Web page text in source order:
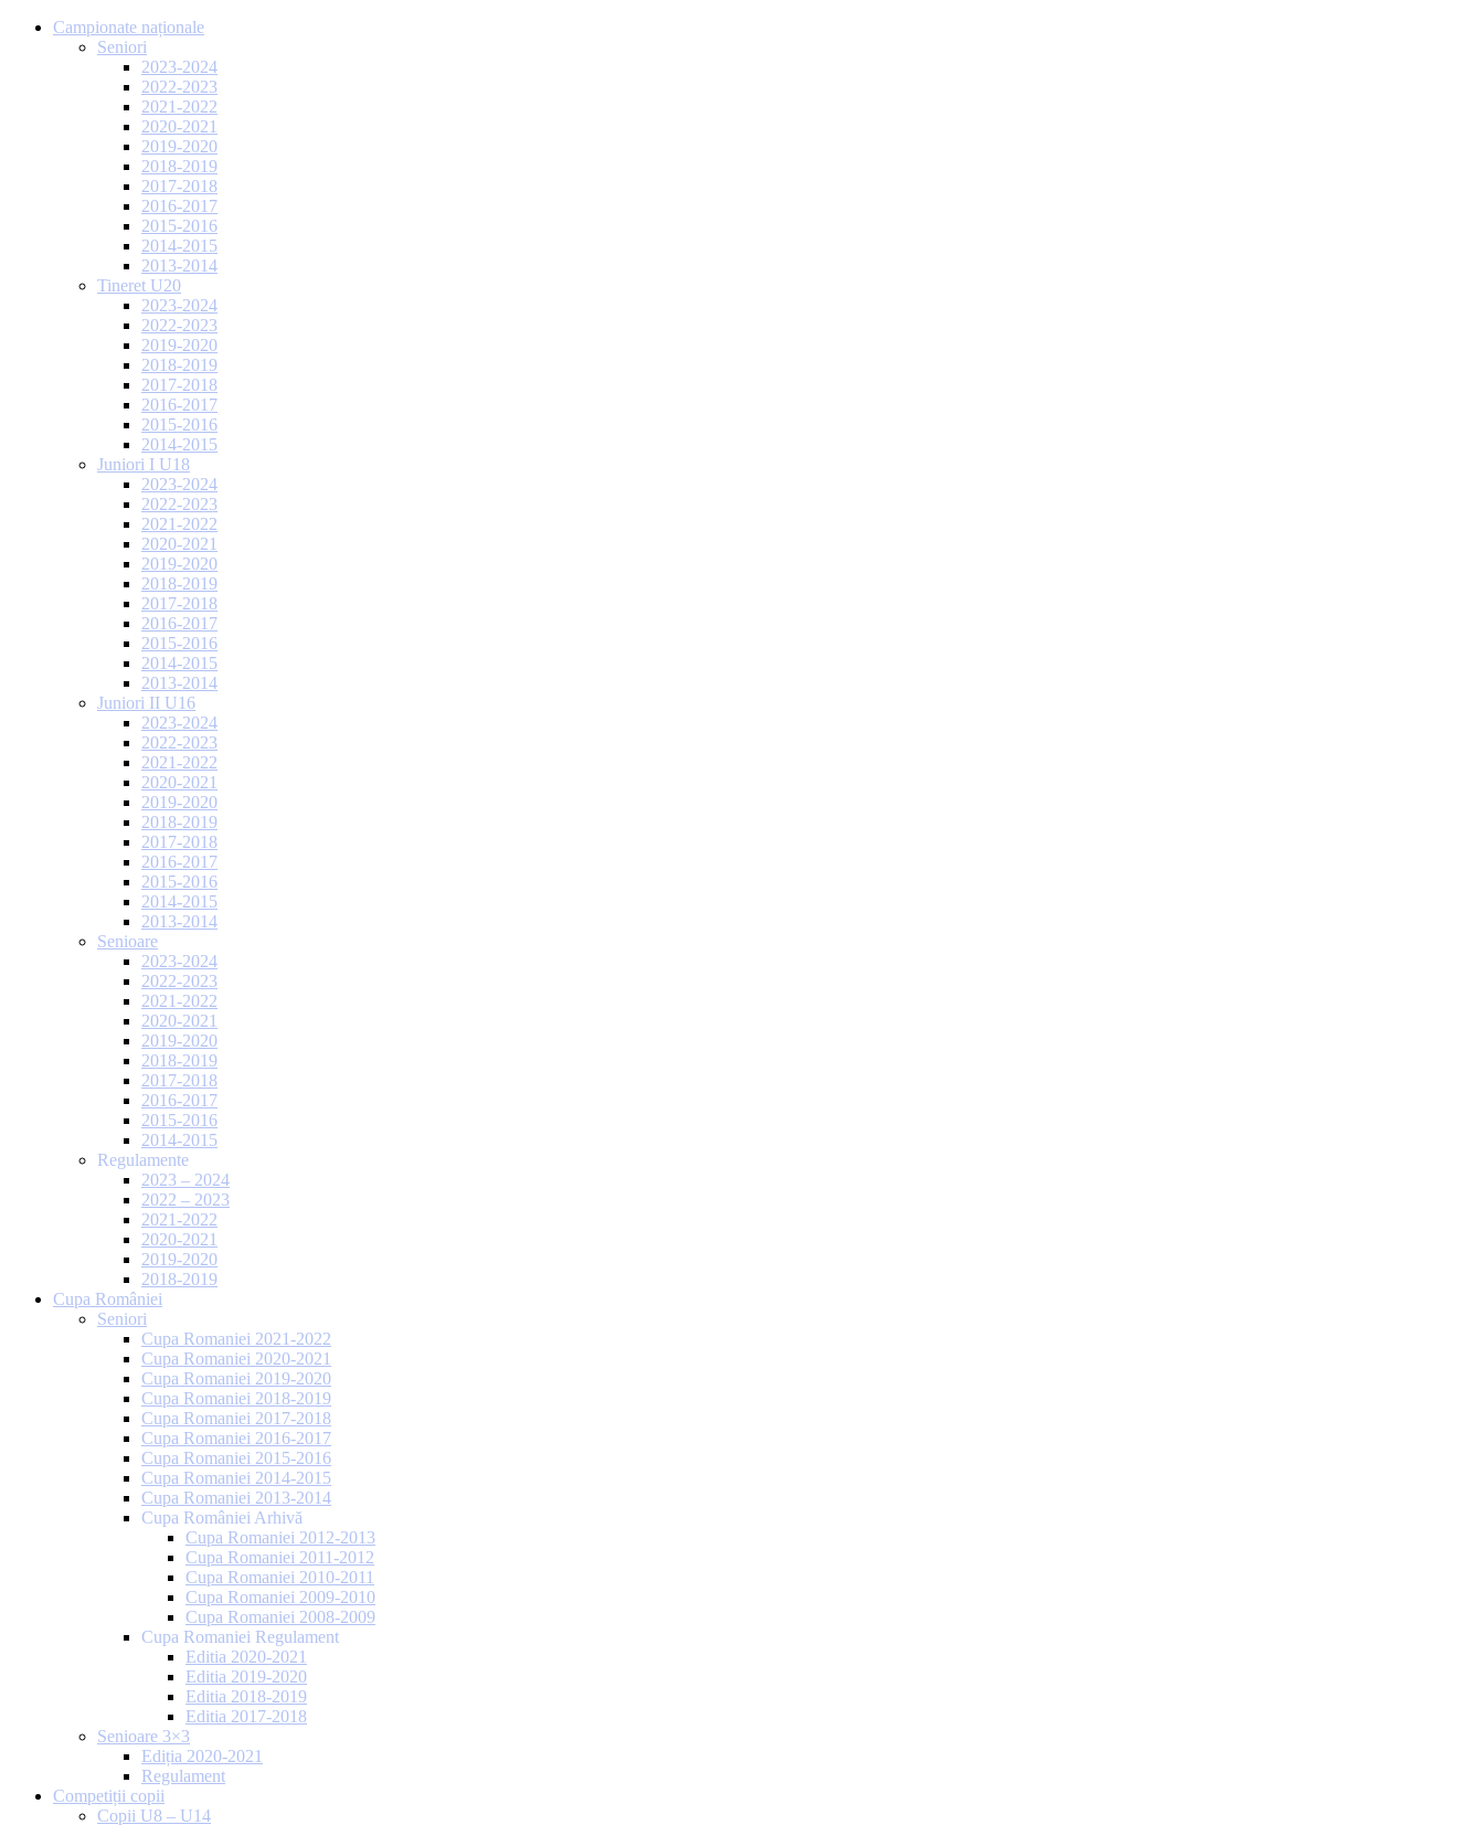
Campionate naționale
Seniori
2023-2024
2022-2023
2021-2022
2020-2021
2019-2020
2018-2019
2017-2018
2016-2017
2015-2016
2014-2015
2013-2014
Tineret U20
2023-2024
2022-2023
2019-2020
2018-2019
2017-2018
2016-2017
2015-2016
2014-2015
Juniori I U18
2023-2024
2022-2023
2021-2022
2020-2021
2019-2020
2018-2019
2017-2018
2016-2017
2015-2016
2014-2015
2013-2014
Juniori II U16
2023-2024
2022-2023
2021-2022
2020-2021
2019-2020
2018-2019
2017-2018
2016-2017
2015-2016
2014-2015
2013-2014
Senioare
2023-2024
2022-2023
2021-2022
2020-2021
2019-2020
2018-2019
2017-2018
2016-2017
2015-2016
2014-2015
Regulamente
2023 – 2024
2022 – 2023
2021-2022
2020-2021
2019-2020
2018-2019
Cupa României
Seniori
Cupa Romaniei 2021-2022
Cupa Romaniei 2020-2021
Cupa Romaniei 2019-2020
Cupa Romaniei 2018-2019
Cupa Romaniei 2017-2018
Cupa Romaniei 2016-2017
Cupa Romaniei 2015-2016
Cupa Romaniei 2014-2015
Cupa Romaniei 2013-2014
Cupa României Arhivă
Cupa Romaniei 2012-2013
Cupa Romaniei 2011-2012
Cupa Romaniei 2010-2011
Cupa Romaniei 2009-2010
Cupa Romaniei 2008-2009
Cupa Romaniei Regulament
Editia 2020-2021
Editia 2019-2020
Editia 2018-2019
Editia 2017-2018
Senioare 3×3
Ediția 2020-2021
Regulament
Competiții copii
Copii U8 – U14